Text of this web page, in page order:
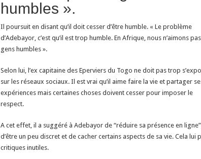
humbles ».
Il poursuit en disant qu’il doit cesser d’être humble. « Le problème
d’Adebayor, c’est qu’il est trop humble. En Afrique, nous n’aimons
gens humbles ».
Selon lui, l’ex capitaine des Eperviers du Togo ne doit pas trop
sur les réseaux sociaux. Il est vrai qu’il aime faire la vie et partager
expériences mais certaines choses doivent cesser pour imposer le
respect.
A cet effet, il a suggéré à Adebayor de “réduire sa présence en
d’être un peu discret et de cacher certains aspects de sa vie. Cela lui
critiques inutiles.